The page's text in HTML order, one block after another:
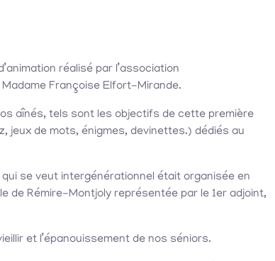
réalisé par l’association
Françoise Elfort-Mirande.
aînés, tels sont les objectifs de cette première
jeux de mots, énigmes, devinettes.) dédiés au
se veut intergénérationnel était organisée en
de Rémire-Montjoly représentée par le 1er adjoint,
et l’épanouissement de nos séniors.